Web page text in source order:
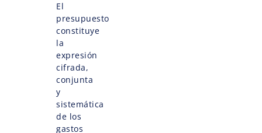
El
presupuesto
constituye
la
expresión
cifrada,
conjunta
y
sistemática
de los
gastos